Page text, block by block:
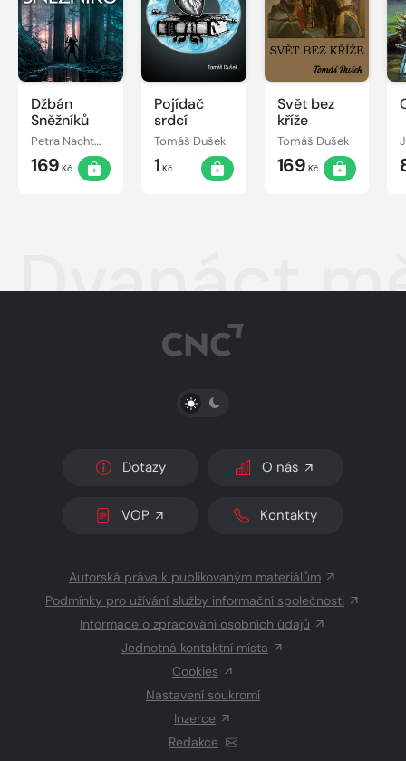
Džbán
Sněžníků
Petra Nachtmanová
169 Kč
Pojídač
srdcí
Tomáš Dušek
1 Kč
Svět bez
kříže
Tomáš Dušek
169 Kč
Dvanáct
PŘEPNOUT SVĚTLÝ/TMAVÝ REŽIM
Dotazy O nás
VOP Kontakty
Autorská práva k publikovaným materiálům
Podmínky pro užívání služby informační společnosti
Informace o zpracování osobních údajů
Jednotná kontaktní místa
Cookies
Nastavení soukromí
Inzerce
Redakce